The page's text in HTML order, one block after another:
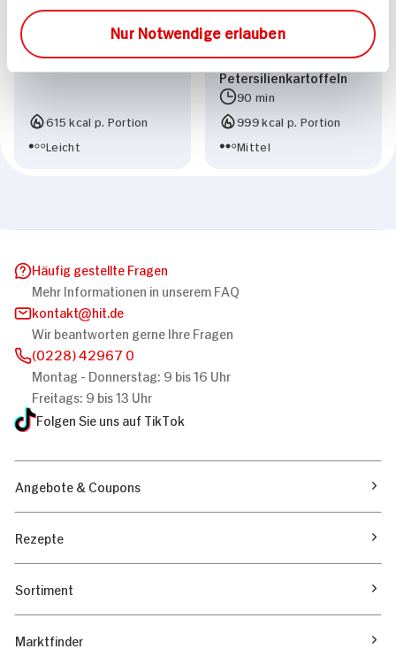
Nur Notwendige erlauben
Burger vom Grill
615 kcal p. Portion
Leicht
Kohlroulade mit
Biersauce und
Petersilienkartoffeln
90 min
999 kcal p. Portion
Mittel
Häufig gestellte Fragen
Mehr Informationen in unserem FAQ
kontakt
hit.de
Wir beantworten gerne Ihre Fragen
(0228) 42967 0
Montag - Donnerstag: 9 bis 16 Uhr
Freitags: 9 bis 13 Uhr
Folgen Sie uns auf TikTok
Angebote & Coupons
Rezepte
Sortiment
Marktfinder